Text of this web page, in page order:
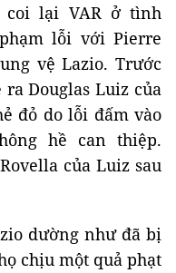
lại VAR ở tình
lỗi với Pierre
vệ Lazio. Trước
Douglas Luiz của
đỏ do lỗi đấm vào
hề can thiệp.
của Luiz sau
dường như đã bị
chịu một quả phạt